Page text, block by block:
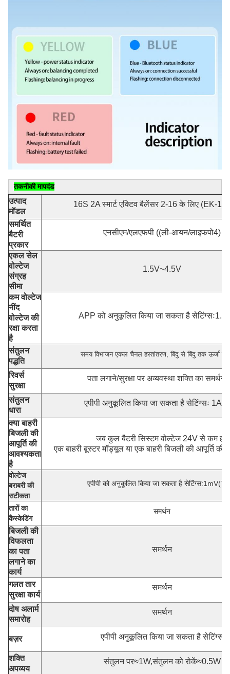
तकनीकी मापदंड
उत्पाद
मॉडल
16S 2A स्मार्ट एक्टिव बैलेंसर 2-16 के लिए (EK-
समर्थित
बैटरी
प्रकार
एनसीएम/एलएफपी ((ली-आयन/लाइफपो4)
एकल सेल
वोल्टेज
संग्रह
सीमा
1.5V~4.5V
कम वोल्टेज
नींद
वोल्टेज की
रक्षा करता
है
APP को अनुकूलित किया जा सकता है
संतुलन
पद्धति
समय विभाजन एकल चैनल हस्तांतरण, बिंदु से बिंदु तक ऊर्जा
रिवर्स
सुरक्षा
पता लगाने/सुरक्षा पर अव्यवस्था शक्ति का समर्थन
संतुलन
धारा
एपीपी अनुकूलित किया जा सकता है सेटिंग्सः 1A
क्या बाहरी
बिजली की
आपूर्ति की
आवश्यकता
है
जब कुल बैटरी सिस्टम वोल्टेज 24V से कम हो,
एक बाहरी बूस्टर मॉड्यूल या एक बाहरी बिजली की आपूर्ति
वोल्टेज
बराबरी की
सटीकता
एपीपी को अनुकूलित किया जा सकता है
तारों का
कैस्केडिंग
समर्थन
बिजली की
विफलता
का पता
लगाने का
कार्य
समर्थन
गलत तार
सुरक्षा कार्य
समर्थन
दोष अलार्म
समारोह
समर्थन
बज़र एपीपी अनुकूलित किया जा सकता है सेटिंग्स
शक्ति
अपव्यय
संतुलन पर≈1W,संतुलन को रोकें≈0.5W